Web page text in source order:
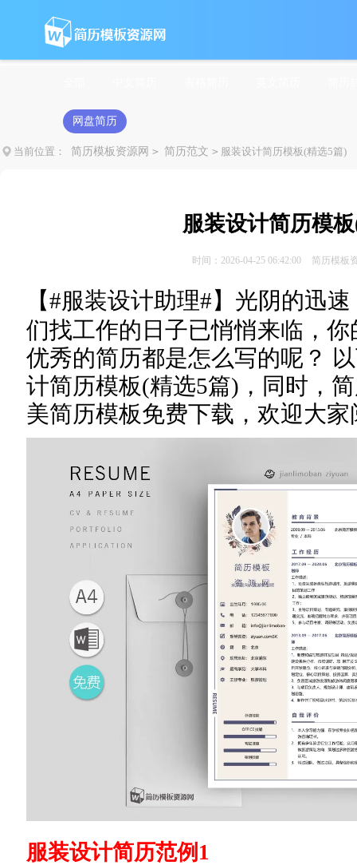
网盘简历
当前位置： 简历模板资源网 > 简历范文 > 服装设计简历模板(精选5篇)
服装设计简历模
时间：2026-04-25 06:42:00 简历模板
【#服装设计助理#】光阴的迅
们找工作的日子已悄悄来临，
优秀的简历都是怎么写的呢？
计简历模板(精选5篇)，同时，
美简历模板免费下载，欢迎大
服装设计简历范例1